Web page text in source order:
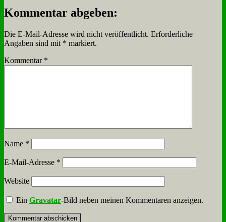
Kommentar abgeben:
Die E-Mail-Adresse wird nicht veröffentlicht. Erforderliche
Angaben sind mit * markiert.
Kommentar *
Name *
E-Mail-Adresse *
Website
EinGravatar-Bild neben meinen Kommentaren anzeigen.